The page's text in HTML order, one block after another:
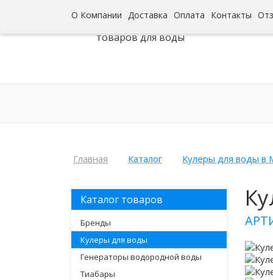
О Компании Доставка Оплата Контакты
Интернет-гипермаркет
товаров для воды
Главная Каталог Кулеры для воды в
Каталог товаров
Бренды
Кулеры для воды
Генераторы водородной воды
Тиабары